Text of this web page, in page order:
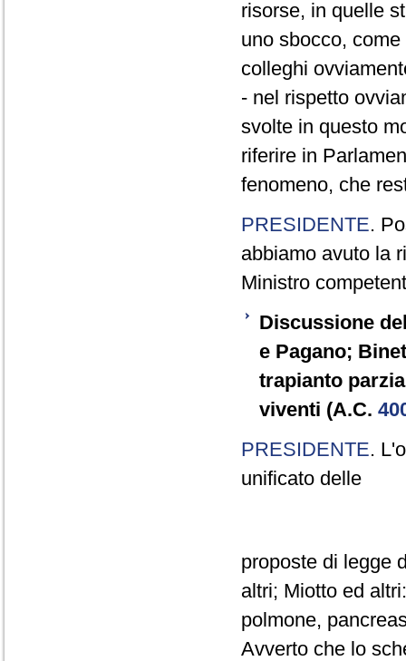
risorse, in quelle
uno sbocco,
colleghi
- nel rispetto
svolte in questo
riferire in
fenomeno, che
PRESIDENTE.
abbiamo avuto la
Ministro
Discussione
e Pagano;
trapianto
viventi (A.C.
PRESIDENTE.
unificato delle
proposte di legge
altri; Miotto ed
polmone,
Avverto che lo